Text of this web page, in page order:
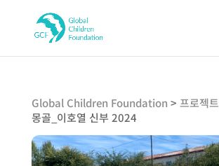
Global Children Foundation > 프로젝트
몽골_이호열 신부 2024